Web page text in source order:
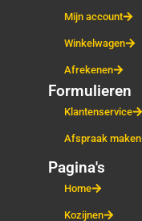
Mijn account
Winkelwagen
Afrekenen
Formulieren
Klantenservice
Afspraak maken
Pagina's
Home
Kozijnen